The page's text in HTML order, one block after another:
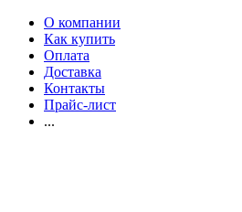
О компании
Как купить
Оплата
Доставка
Контакты
Прайс-лист
...